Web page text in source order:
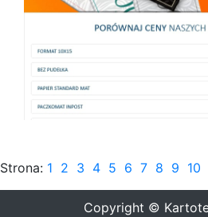
Strona: 1 2 3 4 5 6 7 8 9 10
Copyright ©